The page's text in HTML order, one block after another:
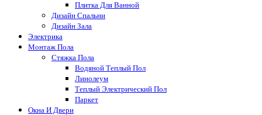
Плитка Для Ванной
Дизайн Спальни
Дизайн Зала
Электрика
Монтаж Пола
Стяжка Пола
Водяной Теплый Пол
Линолеум
Теплый Электрический Пол
Паркет
Окна И Двери